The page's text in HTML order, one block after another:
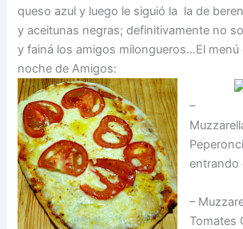
queso azul y luego le siguió la la de
y aceitunas negras; definitivamente no
y fainá los amigos milongueros…El menú
noche de Amigos:
–
entrando
–
Tomates